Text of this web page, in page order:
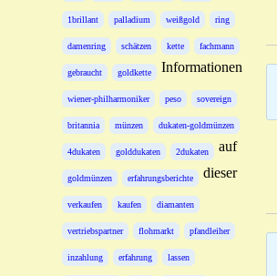
1brillant palladium weißgold ring
damenring schätzen kette fachmann
gebraucht goldkette
wiener-philharmoniker peso sovereign
britannia münzen dukaten-goldmünzen
4dukaten golddukaten 2dukaten
goldmünzen erfahrungsberichte
verkaufen kaufen diamanten
vertriebspartner flohmarkt pfandleiher
inzahlung erfahrung lassen
Informationen
auf
dieser